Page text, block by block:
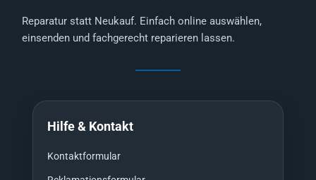
Reparatur statt Neukauf. Einfach online auswählen,
einsenden und fachgerecht reparieren lassen.
Hilfe & Kontakt
Kontaktformular